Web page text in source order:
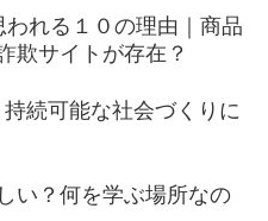
れる１０の理由｜商品
欺サイトが存在？
続可能な社会づくりに
い？何を学ぶ場所なの